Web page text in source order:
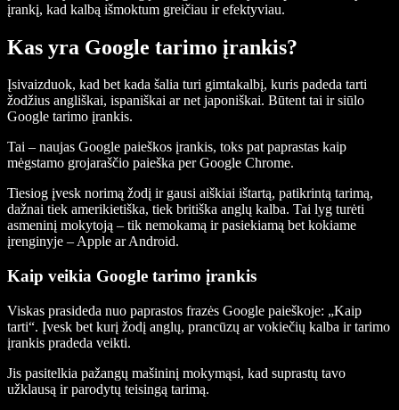
įrankį, kad kalbą išmoktum greičiau ir efektyviau.
Kas yra Google tarimo įrankis?
Įsivaizduok, kad bet kada šalia turi gimtakalbį, kuris padeda tarti
žodžius angliškai, ispaniškai ar net japoniškai. Būtent tai ir siūlo
Google tarimo įrankis.
Tai – naujas Google paieškos įrankis, toks pat paprastas kaip
mėgstamo grojaraščio paieška per Google Chrome.
Tiesiog įvesk norimą žodį ir gausi aiškiai ištartą, patikrintą tarimą,
dažnai tiek amerikietiška, tiek britiška anglų kalba. Tai lyg turėti
asmeninį mokytoją – tik nemokamą ir pasiekiamą bet kokiame
įrenginyje – Apple ar Android.
Kaip veikia Google tarimo įrankis
Viskas prasideda nuo paprastos frazės Google paieškoje: „Kaip
tarti“. Įvesk bet kurį žodį anglų, prancūzų ar vokiečių kalba ir tarimo
įrankis pradeda veikti.
Jis pasitelkia pažangų mašininį mokymąsi, kad suprastų tavo
užklausą ir parodytų teisingą tarimą.